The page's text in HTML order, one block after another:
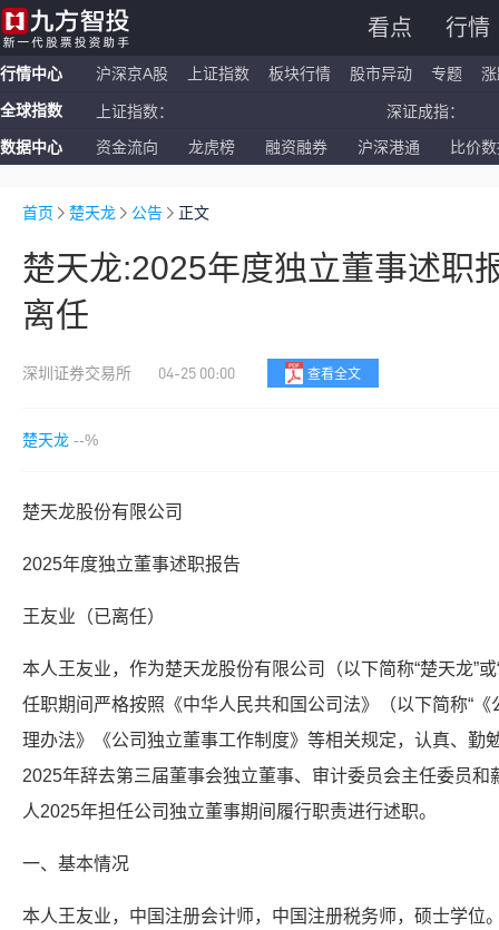
看点 行情
行情中心 沪深京A股 上证指数 板块行情 股市异动 专题
全球指数 上证指数： 深证成指：
恒生指数： 国企指数：
数据中心 资金流向 龙虎榜 融资融券 沪深港通 比价
首页 楚天龙 公告 正文
楚天龙:2025年度独立董事述职
离任
深圳证券交易所 04-25 00:00 查看全文
楚天龙 --%
楚天龙股份有限公司
2025年度独立董事述职报告
王友业（已离任）
本人王友业，作为楚天龙股份有限公司（以下简称“楚天龙”
任职期间严格按照《中华人民共和国公司法》（以下简称“
理办法》《公司独立董事工作制度》等相关规定，认真、勤
2025年辞去第三届董事会独立董事、审计委员会主任委员
人2025年担任公司独立董事期间履行职责进行述职。
一、基本情况
本人王友业，中国注册会计师，中国注册税务师，硕士学位